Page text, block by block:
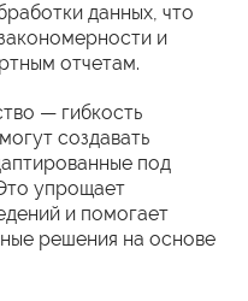
данных, что
и
отчетам.
— гибкость
создавать
под
упрощает
и помогает
решения на основе